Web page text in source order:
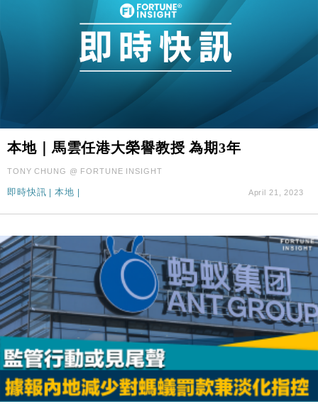
本地｜馬雲任港大榮譽教授 為期3年
TONY CHUNG @ FORTUNE INSIGHT
即時快訊 |本地 | April 21, 2023